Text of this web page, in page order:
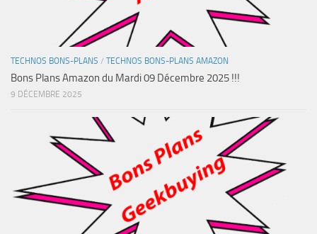
TECHNOS BONS-PLANS / TECHNOS BONS-PLANS AMAZON
Bons Plans Amazon du Mardi 09 Décembre 2025 !!!
9 DÉCEMBRE 2025